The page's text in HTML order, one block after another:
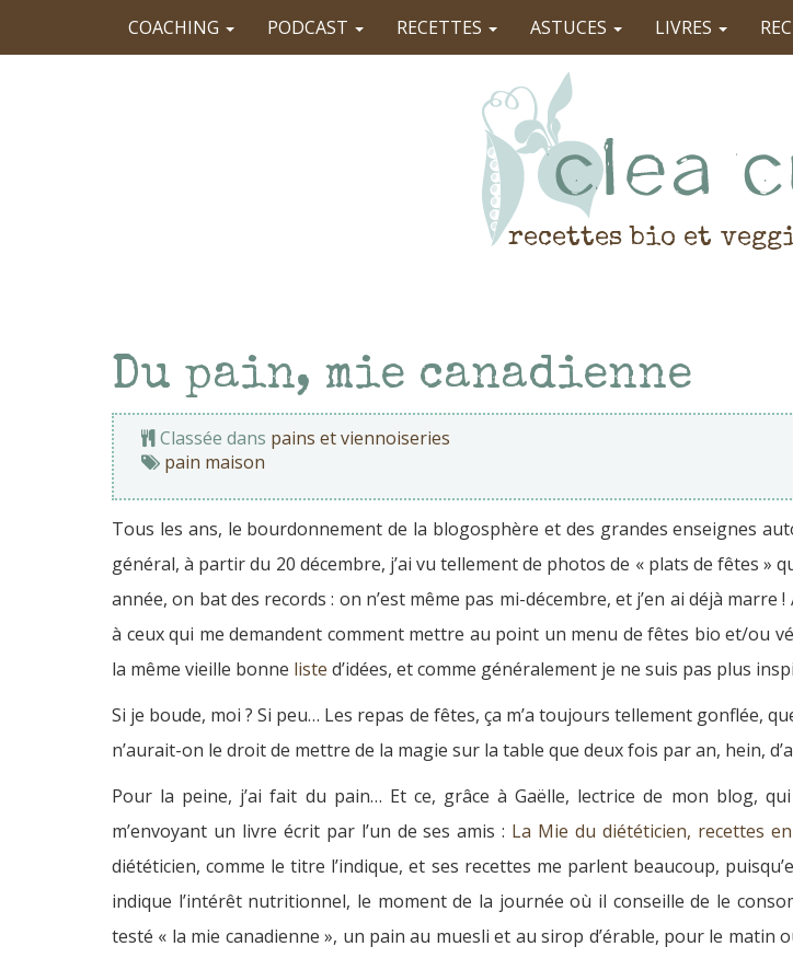
COACHING PODCAST RECETTES ASTUCES LIVRES
recettes bio et
Du pain, mie canadienne
Classée dans pains et viennoiseries
pain maison
Tous les ans, le bourdonnement de la blogosphère et des grandes enseignes
général, à partir du 20 décembre, j’ai vu tellement de photos de « plats de fêtes »
année, on bat des records : on n’est même pas mi-décembre, et j’en ai déjà
à ceux qui me demandent comment mettre au point un menu de fêtes bio et/ou
la même vieille bonne liste d’idées, et comme généralement je ne suis pas plus
Si je boude, moi ? Si peu… Les repas de fêtes, ça m’a toujours tellement gonflée,
n’aurait-on le droit de mettre de la magie sur la table que deux fois par an, hein,
Pour la peine, j’ai fait du pain… Et ce, grâce à Gaëlle, lectrice de mon blog,
m’envoyant un livre écrit par l’un de ses amis : La Mie du diététicien, recettes
diététicien, comme le titre l’indique, et ses recettes me parlent beaucoup,
indique l’intérêt nutritionnel, le moment de la journée où il conseille de le
testé « la mie canadienne », un pain au muesli et au sirop d’érable, pour le matin